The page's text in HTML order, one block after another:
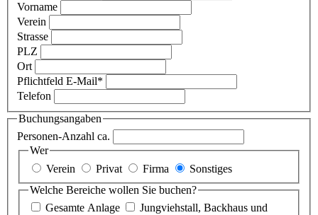
Vorname
Verein
Strasse
PLZ
Ort
Pflichtfeld E-Mail*
Telefon
Buchungsangaben
Personen-Anzahl ca.
Wer
Verein
Privat Firma
Sonstiges
Welche Bereiche wollen Sie buchen?
Gesamte Anlage
Jungviehstall, Backhaus und